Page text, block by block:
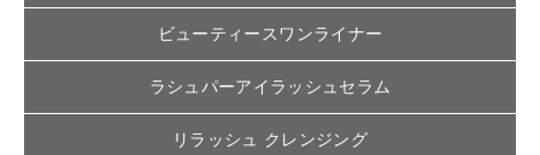
ビューティースワンライナー
ラシュパーアイラッシュセラム
リラッシュ クレンジング